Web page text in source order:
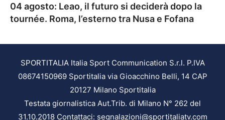
04 agosto: Leao, il futuro si deciderà dopo la
tournée. Roma, l’esterno tra Nusa e Fofana
SPORTITALIA Italia Sport Communication S.r.l. P.IVA
08674150969 Sportitalia via Gioacchino Belli, 14 CAP
20127 Milano Sportitalia
Testata giornalistica Aut.Trib. di Milano N° 262 del
31.10.2018 Contattaci: segnalazioni@sportitaliatv.com